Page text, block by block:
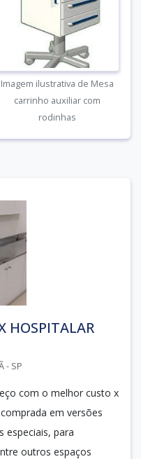
Imagem ilustrativa de Mesa
carrinho auxiliar com
rodinhas
HOSPITALAR
- SP
com o melhor custo x
em versões
especiais, para
outros espaços